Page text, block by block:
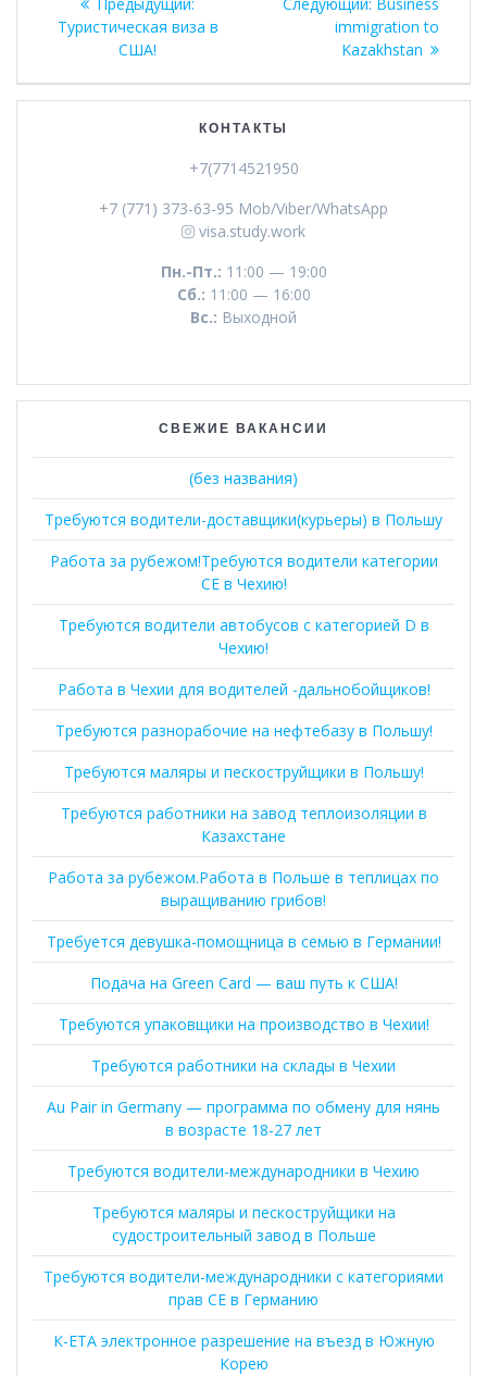
по
записям
запись:
Туристическая виза в
США!
запись:
immigration to
Kazakhstan
КОНТАКТЫ
+7(7714521950
+7 (771) 373-63-95 Mob/Viber/WhatsApp
visa.study.work
Пн.-Пт.: 11:00 — 19:00
Сб.: 11:00 — 16:00
Вс.: Выходной
СВЕЖИЕ ВАКАНСИИ
(без названия)
Требуются водители-доставщики(курьеры) в Польшу
Работа за рубежом!Требуются водители категории
СЕ в Чехию!
Требуются водители автобусов с категорией D в
Чехию!
Работа в Чехии для водителей -дальнобойщиков!
Требуются разнорабочие на нефтебазу в Польшу!
Требуются маляры и пескоструйщики в Польшу!
Требуются работники на завод теплоизоляции в
Казахстане
Работа за рубежом.Работа в Польше в теплицах по
выращиванию грибов!
Требуется девушка-помощница в семью в Германии!
Подача на Green Card — ваш путь к США!
Требуются упаковщики на производство в Чехии!
Требуются работники на склады в Чехии
Au Pair in Germany — программа по обмену для нянь
в возрасте 18-27 лет
Требуются водители-международники в Чехию
Требуются маляры и пескоструйщики на
судостроительный завод в Польше
Требуются водители-международники с категориями
прав CE в Германию
К-ЕТА электронное разрешение на въезд в Южную
Корею